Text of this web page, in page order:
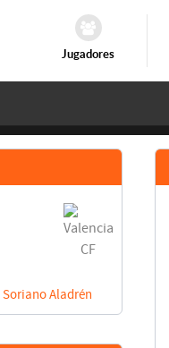
Jugadores
Soriano Aladrén